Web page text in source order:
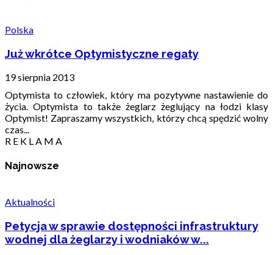
Polska
Już wkrótce Optymistyczne regaty
19 sierpnia 2013
Optymista to człowiek, który ma pozytywne nastawienie do
życia. Optymista to także żeglarz żeglujący na łodzi klasy
Optymist! Zapraszamy wszystkich, którzy chcą spędzić wolny
czas...
R E K L A M A
Najnowsze
Aktualności
Petycja w sprawie dostępności infrastruktury
wodnej dla żeglarzy i wodniaków w...